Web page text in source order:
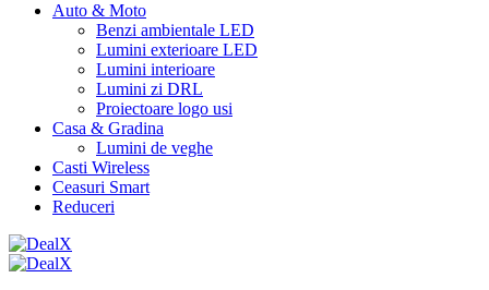
Auto & Moto
Benzi ambientale LED
Lumini exterioare LED
Lumini interioare
Lumini zi DRL
Proiectoare logo usi
Casa & Gradina
Lumini de veghe
Casti Wireless
Ceasuri Smart
Reduceri